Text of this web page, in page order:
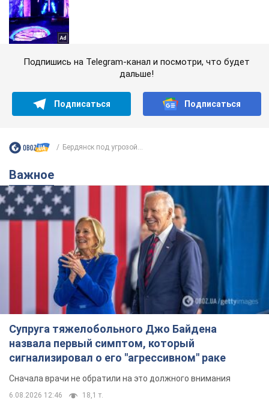
Подпишись на Telegram-канал и посмотри, что будет
дальше!
Подписаться Подписаться
Бердянск под угрозой...
Важное
Супруга тяжелобольного Джо Байдена
назвала первый симптом, который
сигнализировал о его "агрессивном" раке
Сначала врачи не обратили на это должного внимания
6.08.2026 12:46 18,1 т.